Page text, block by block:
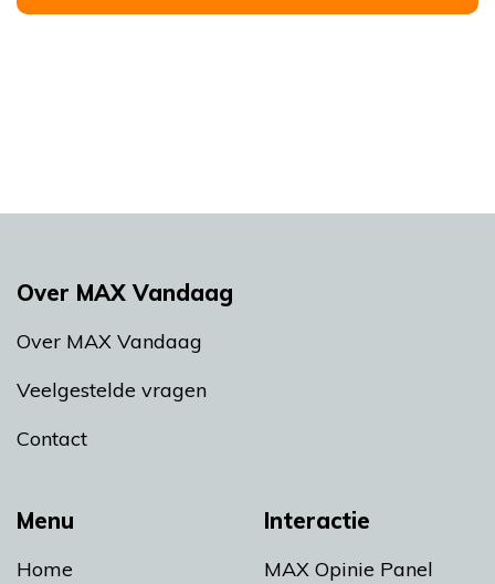
Menu
Home
Interactie
MAX Opinie Panel
Over MAX Vandaag
Over MAX Vandaag
Veelgestelde vragen
Contact